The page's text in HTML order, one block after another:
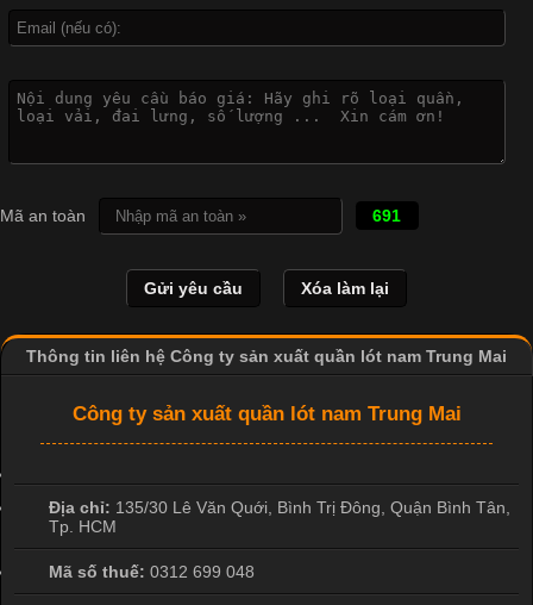
Đại
Cập nhật 2026-04-21 15:41:03
In Chuyển Nhiệt Là Gì? Công Nghệ In Hiện Đại Trong Ngành
May Mặc Trong ngành in ấn và thời trang, in chuyển nhiệt đang
hình ảnh sắc nét và bền màu. Đặc biệt, kỹ thuật này được ứng
dụng rộng rãi trong sản xuất áo thun, đồ thể thao
Mã an toàn 691
Thông tin liên hệ Công ty sản xuất quần lót nam Trung Mai
Công ty sản xuất quần lót nam Trung Mai
Địa chỉ: 135/30 Lê Văn Quới, Bình Trị Đông Quận Bình Tân
Tp. HCM
Mã số thuế: 0312 699 048